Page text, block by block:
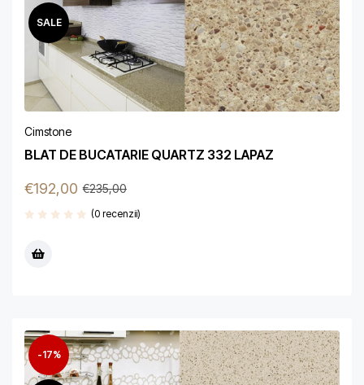
SALE
Cimstone
BLAT DE BUCATARIE QUARTZ 332 LAPAZ
€235,00
€192,00
(0 recenzii)
-17%